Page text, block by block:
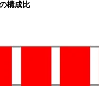
構成比